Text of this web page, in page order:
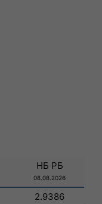
НБ РБ
08.08.2026
2.9386